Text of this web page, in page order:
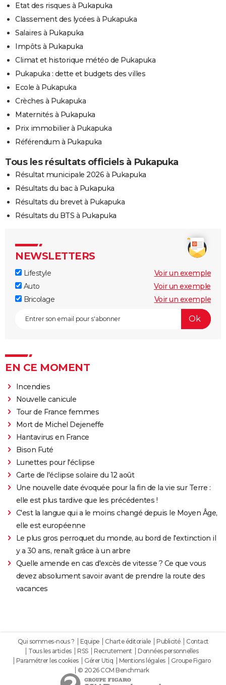
Etat des risques à Pukapuka
Classement des lycées à Pukapuka
Salaires à Pukapuka
Impôts à Pukapuka
Climat et historique météo de Pukapuka
Pukapuka : dette et budgets des villes
Ecole à Pukapuka
Crèches à Pukapuka
Maternités à Pukapuka
Prix immobilier à Pukapuka
Référendum à Pukapuka
Tous les résultats officiels à Pukapuka
Résultat municipale 2026 à Pukapuka
Résultats du bac à Pukapuka
Résultats du brevet à Pukapuka
Résultats du BTS à Pukapuka
NEWSLETTERS
Lifestyle
Voir un exemple
Auto
Voir un exemple
Bricolage
Voir un exemple
EN CE MOMENT
Incendies
Nouvelle canicule
Tour de France femmes
Mort de Michel Dejeneffe
Hantavirus en France
Bison Futé
Lunettes pour l'éclipse
Carte de l'éclipse solaire du 12 août
Une nouvelle date évoquée pour la fin de la vie sur Terre :
elle est plus tardive que les précédentes !
C'est la langue qui a le moins changé depuis le Moyen Âge,
elle est européenne
Le plus gros perroquet du monde, au bord de l'extinction il
y a 30 ans, renaît grâce à un arbre
Quelle amende en cas d'excès de vitesse ? Ce que vous
devez absolument savoir avant de prendre la route des
vacances
Qui sommes-nous ? Equipe Charte éditoriale Publicité
Contact
Tous les articles
RSS Recrutement
Données personnelles
Paramétrer les cookies
Gérer Utiq Mentions légales
Groupe Figaro
© 2026 CCM Benchmark